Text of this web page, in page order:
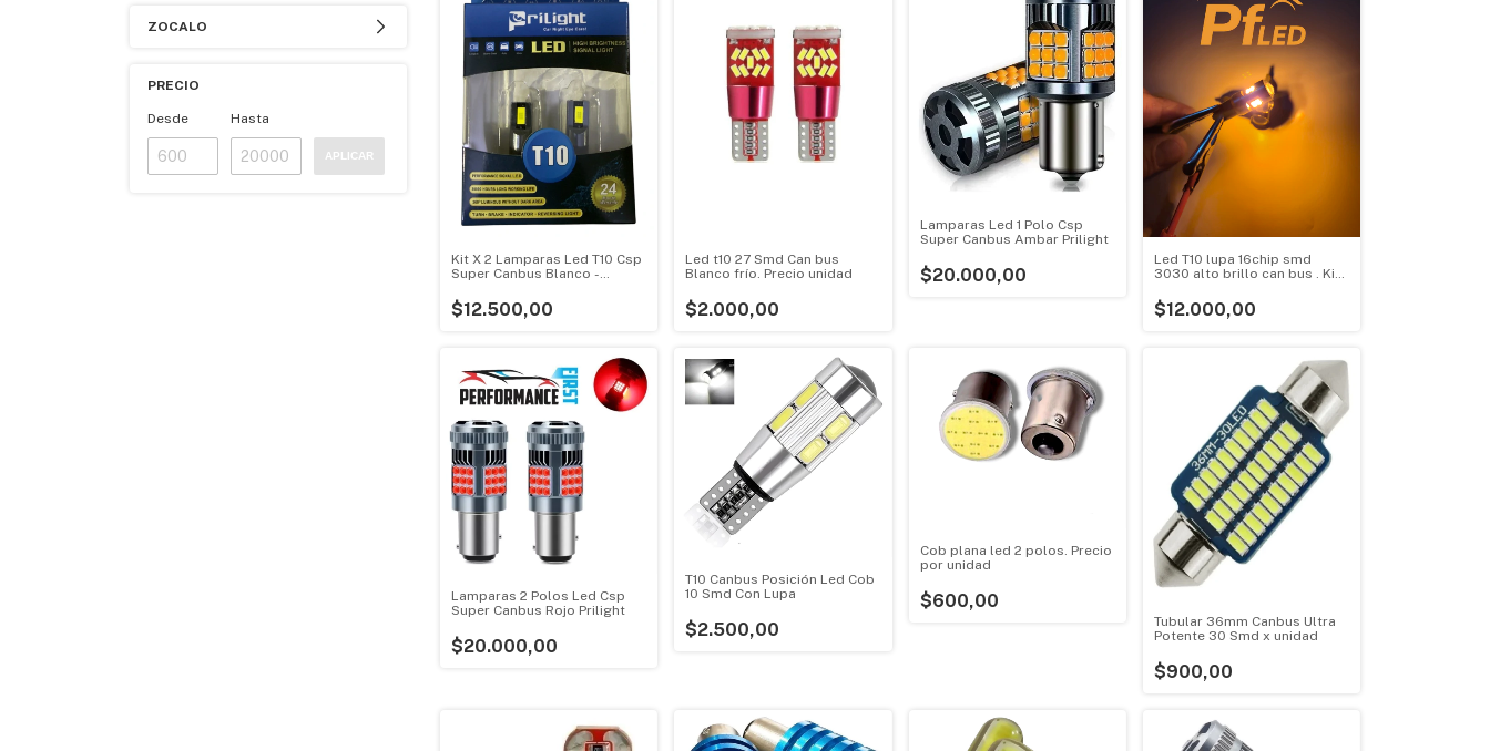
ZOCALO
PRECIO
Desde Hasta
APLICAR
Kit X 2 Lamparas Led T10 Csp
Super Canbus Blanco -
$12.500,00
Led t10 27 Smd Can bus
Blanco frío. Precio unidad
$2.000,00
Lamparas Led 1 Polo Csp
Super Canbus Ambar Prilight
$20.000,00
Led T10 lupa 16chip smd
3030 alto brillo can bus . Kit
$12.000,00
Lamparas 2 Polos Led Csp
Super Canbus Rojo Prilight
$20.000,00
T10 Canbus Posición Led Cob
10 Smd Con Lupa
$2.500,00
Cob plana led 2 polos. Precio
por unidad
$600,00
Tubular 36mm Canbus Ultra
Potente 30 Smd x unidad
$900,00